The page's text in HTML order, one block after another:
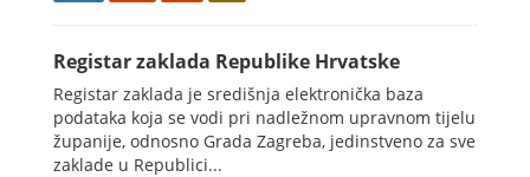
Registar zaklada Republike Hrvatske
Registar zaklada je središnja elektronička baza
podataka koja se vodi pri nadležnom upravnom tijelu
županije, odnosno Grada Zagreba, jedinstveno za sve
zaklade u Republici...